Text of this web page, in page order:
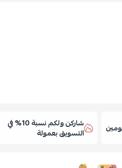
شاركن ولكم نسبة 10% في
التسويق بعمولة